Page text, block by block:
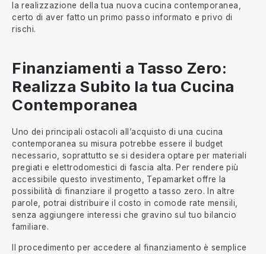
la realizzazione della tua nuova cucina contemporanea,
certo di aver fatto un primo passo informato e privo di
rischi.
Finanziamenti a Tasso Zero:
Realizza Subito la tua Cucina
Contemporanea
Uno dei principali ostacoli all’acquisto di una cucina
contemporanea su misura potrebbe essere il budget
necessario, soprattutto se si desidera optare per materiali
pregiati e elettrodomestici di fascia alta. Per rendere più
accessibile questo investimento, Tepamarket offre la
possibilità di finanziare il progetto a tasso zero. In altre
parole, potrai distribuire il costo in comode rate mensili,
senza aggiungere interessi che gravino sul tuo bilancio
familiare.
Il procedimento per accedere al finanziamento è semplice